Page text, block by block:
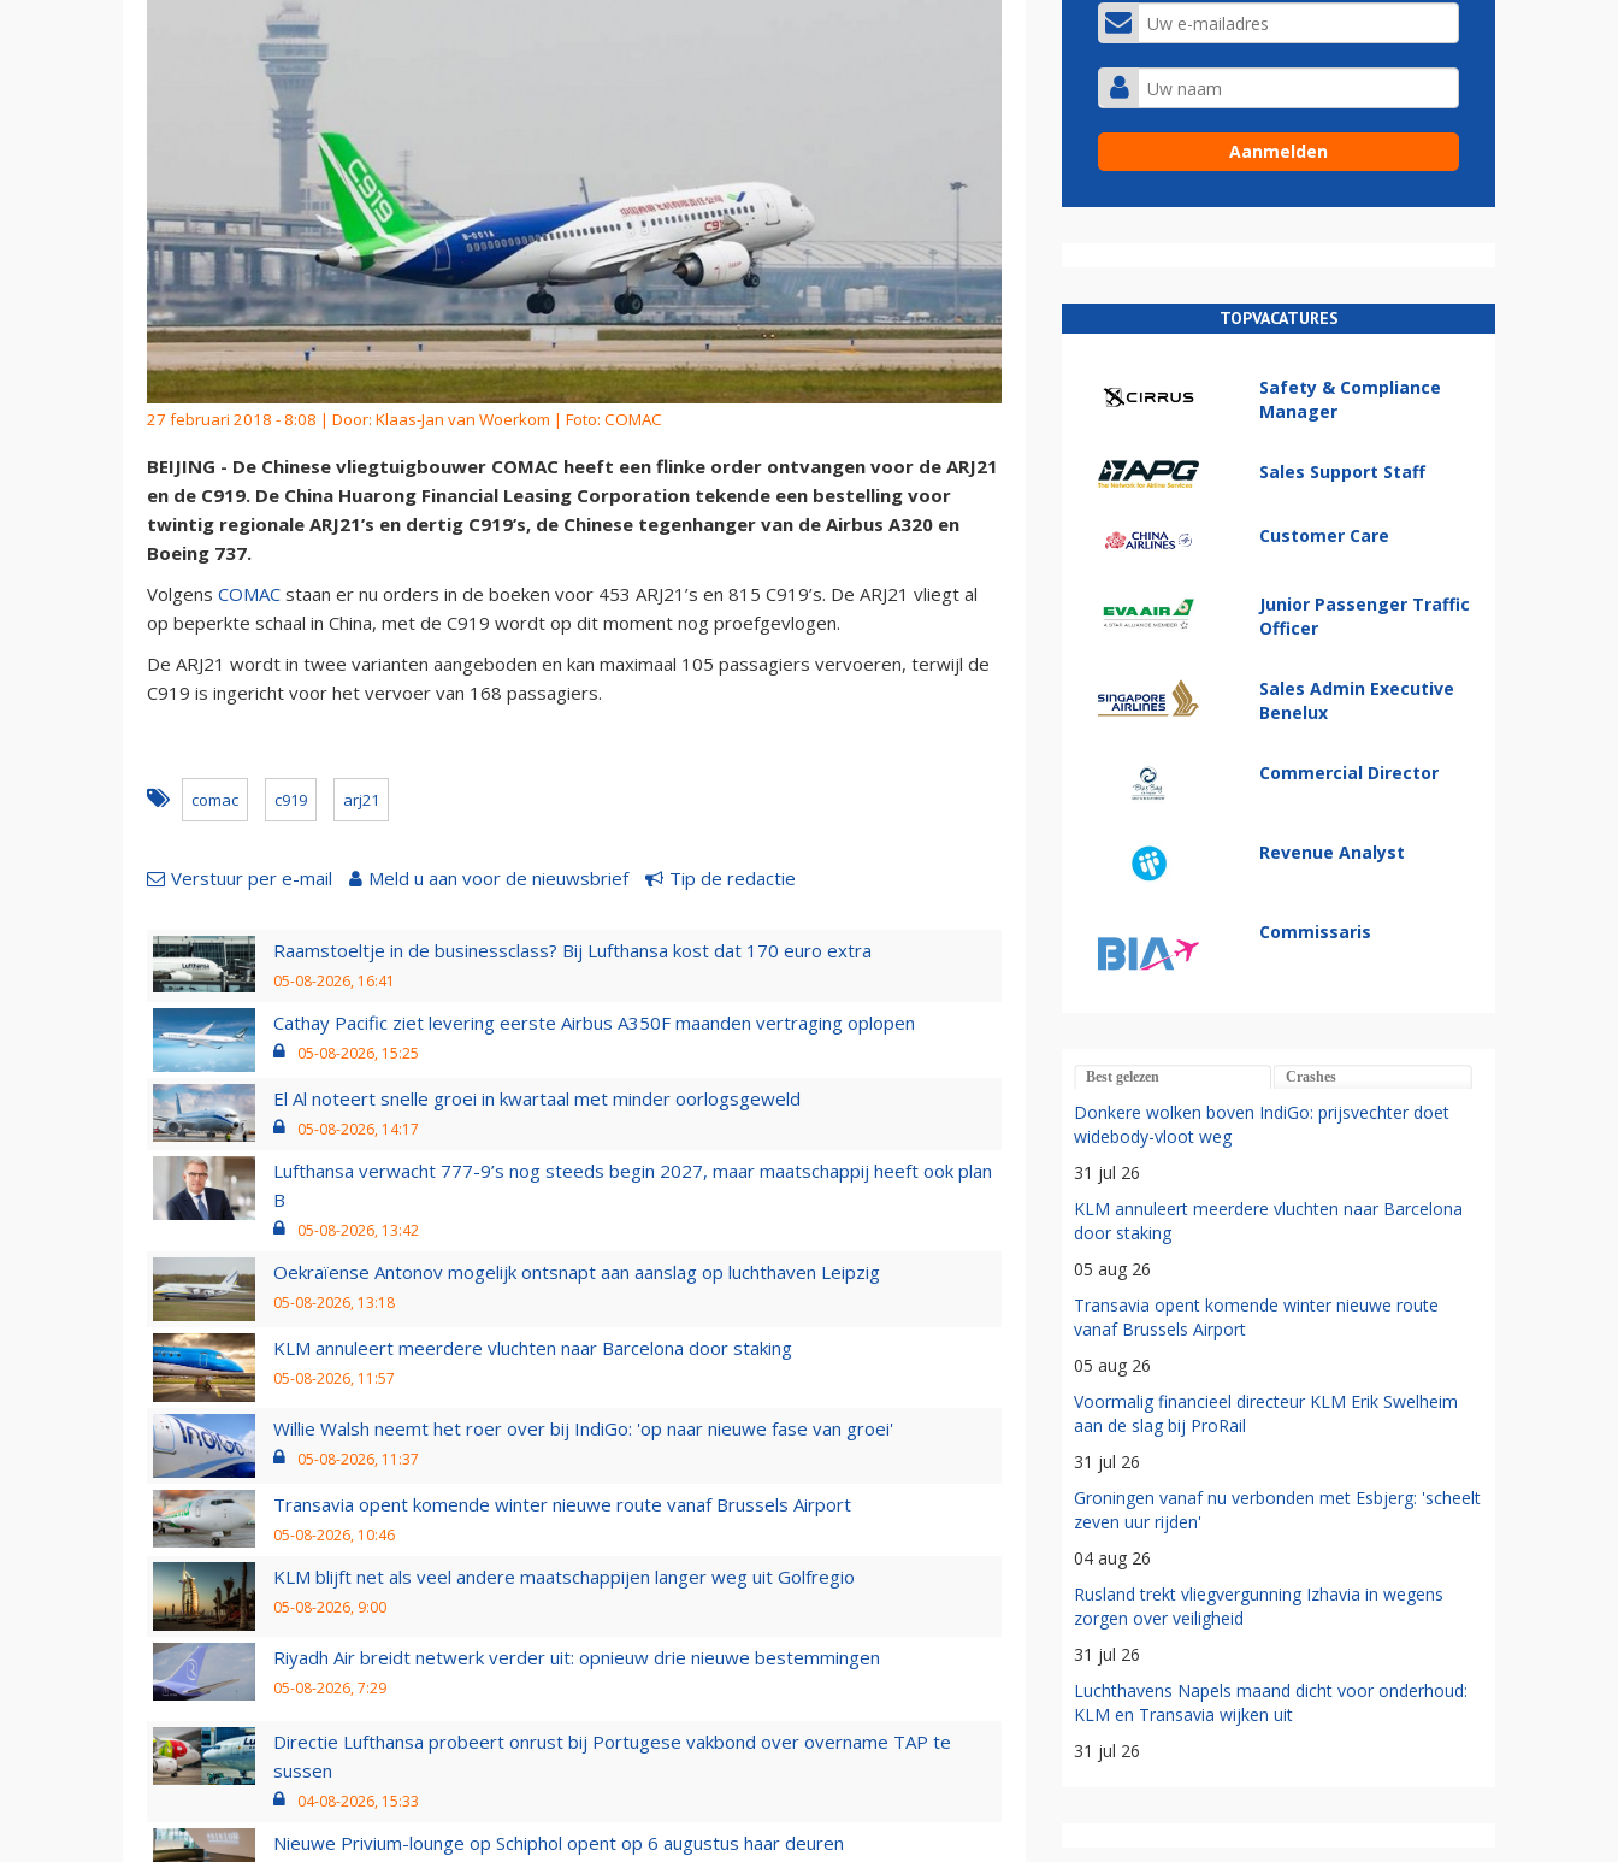
27 februari 2018 - 8:08 | Door: Klaas-Jan van Woerkom | Foto: COMAC
BEIJING - De Chinese vliegtuigbouwer COMAC heeft een flinke order ontvangen voor de ARJ21
en de C919. De China Huarong Financial Leasing Corporation tekende een bestelling voor
twintig regionale ARJ21’s en dertig C919’s, de Chinese tegenhanger van de Airbus A320 en
Boeing 737.
Volgens COMAC staan er nu orders in de boeken voor 453 ARJ21’s en 815 C919’s. De ARJ21 vliegt al
op beperkte schaal in China, met de C919 wordt op dit moment nog proefgevlogen.
De ARJ21 wordt in twee varianten aangeboden en kan maximaal 105 passagiers vervoeren, terwijl de
C919 is ingericht voor het vervoer van 168 passagiers.
comac c919 arj21
Verstuur per e-mail Meld u aan voor de nieuwsbrief Tip de redactie
Raamstoeltje in de businessclass? Bij Lufthansa kost dat 170 euro extra
05-08-2026, 16:41
Cathay Pacific ziet levering eerste Airbus A350F maanden vertraging oplopen
05-08-2026, 15:25
El Al noteert snelle groei in kwartaal met minder oorlogsgeweld
05-08-2026, 14:17
Lufthansa verwacht 777-9’s nog steeds begin 2027, maar maatschappij heeft ook plan
B
05-08-2026, 13:42
Oekraïense Antonov mogelijk ontsnapt aan aanslag op luchthaven Leipzig
05-08-2026, 13:18
KLM annuleert meerdere vluchten naar Barcelona door staking
05-08-2026, 11:57
Willie Walsh neemt het roer over bij IndiGo: 'op naar nieuwe fase van groei'
05-08-2026, 11:37
Transavia opent komende winter nieuwe route vanaf Brussels Airport
05-08-2026, 10:46
KLM blijft net als veel andere maatschappijen langer weg uit Golfregio
05-08-2026, 9:00
Riyadh Air breidt netwerk verder uit: opnieuw drie nieuwe bestemmingen
05-08-2026, 7:29
Directie Lufthansa probeert onrust bij Portugese vakbond over overname TAP te
sussen
04-08-2026, 15:33
Nieuwe Privium-lounge op Schiphol opent op 6 augustus haar deuren
TOPVACATURES
Safety & Compliance
Manager
Sales Support Staff
Customer Care
Junior Passenger Traffic
Officer
Sales Admin Executive
Benelux
Commercial Director
Revenue Analyst
Commissaris
Best gelezen Crashes
Donkere wolken boven IndiGo: prijsvechter doet
widebody-vloot weg
31 jul 26
KLM annuleert meerdere vluchten naar Barcelona
door staking
05 aug 26
Transavia opent komende winter nieuwe route
vanaf Brussels Airport
05 aug 26
Voormalig financieel directeur KLM Erik Swelheim
aan de slag bij ProRail
31 jul 26
Groningen vanaf nu verbonden met Esbjerg: 'scheelt
zeven uur rijden'
04 aug 26
Rusland trekt vliegvergunning Izhavia in wegens
zorgen over veiligheid
31 jul 26
Luchthavens Napels maand dicht voor onderhoud:
KLM en Transavia wijken uit
31 jul 26